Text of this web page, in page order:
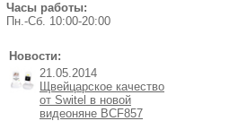
Часы работы:
Пн.-Cб. 10:00-20:00
Новости:
21.05.2014
Щвейцарское качество
от Switel в новой
видеоняне BCF857